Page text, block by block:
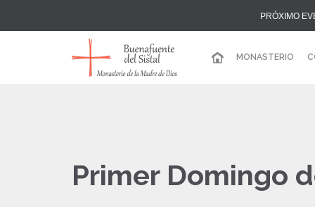
PRÓXIMO
MONASTERIO
Primer Domingo